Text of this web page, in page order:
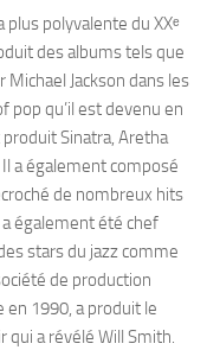
polyvalente du XXᵉ
des albums tels que
Jackson dans les
pop qu’il est devenu en
Sinatra, Aretha
a également composé
de nombreux hits
également été chef
stars du jazz comme
de production
1990, a produit le
a révélé Will Smith.